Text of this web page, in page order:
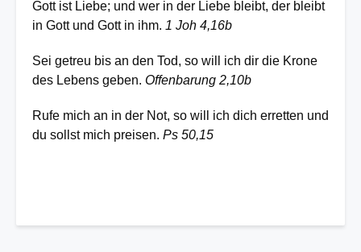
Gott ist Liebe; und wer in der Liebe bleibt, der bleibt
in Gott und Gott in ihm. 1 Joh 4,16b
Sei getreu bis an den Tod, so will ich dir die Krone
des Lebens geben. Offenbarung 2,10b
Rufe mich an in der Not, so will ich dich erretten und
du sollst mich preisen. Ps 50,15